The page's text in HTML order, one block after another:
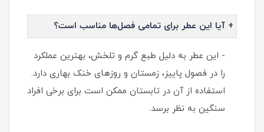
+ آیا این عطر برای تمامی فصل‌ها مناسب است؟
- این عطر به دلیل طبع گرم و تلخش، بهترین عملکرد
را در فصول پاییز، زمستان و روزهای خنک بهاری دارد.
استفاده از آن در تابستان ممکن است برای برخی افراد
سنگین به نظر برسد.